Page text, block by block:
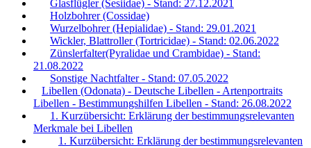
Glasflügler (Sesiidae) - Stand: 27.12.2021
Holzbohrer (Cossidae)
Wurzelbohrer (Hepialidae) - Stand: 29.01.2021
Wickler, Blattroller (Tortricidae) - Stand: 02.06.2022
Zünslerfalter(Pyralidae und Crambidae) - Stand:
21.08.2022
Sonstige Nachtfalter - Stand: 07.05.2022
Libellen (Odonata) - Deutsche Libellen - Artenportraits
Libellen - Bestimmungshilfen Libellen - Stand: 26.08.2022
1. Kurzübersicht: Erklärung der bestimmungsrelevanten
Merkmale bei Libellen
1. Kurzübersicht: Erklärung der bestimmungsrelevanten